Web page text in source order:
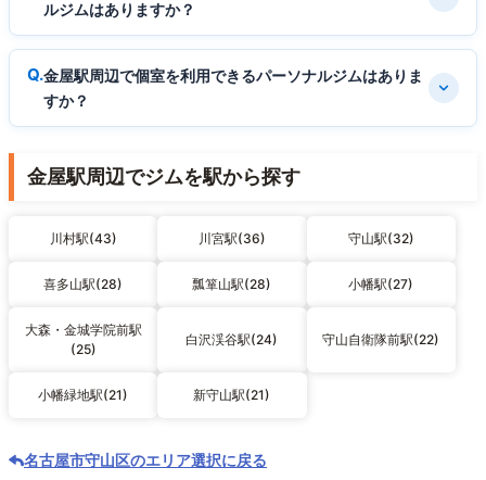
ルジムはありますか？
金屋駅周辺で個室を利用できるパーソナルジムはありま
すか？
金屋駅周辺でジムを駅から探す
川村駅(43) 川宮駅(36) 守山駅(32)
喜多山駅(28) 瓢箪山駅(28) 小幡駅(27)
大森・金城学院前駅
(25)
白沢渓谷駅(24) 守山自衛隊前駅(22)
小幡緑地駅(21) 新守山駅(21)
名古屋市守山区のエリア選択に戻る